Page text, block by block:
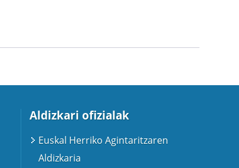
Aldizkari ofizialak
Euskal Herriko Agintaritzaren
Aldizkaria